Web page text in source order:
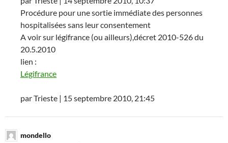
Procédure pour une sortie immédiate des personnes
hospitalisées sans leur consentement
A voir sur légifrance (ou ailleurs),décret 2010-526 du
20.5.2010
lien :
Légifrance
par Trieste | 15 septembre 2010, 21:45
mondello